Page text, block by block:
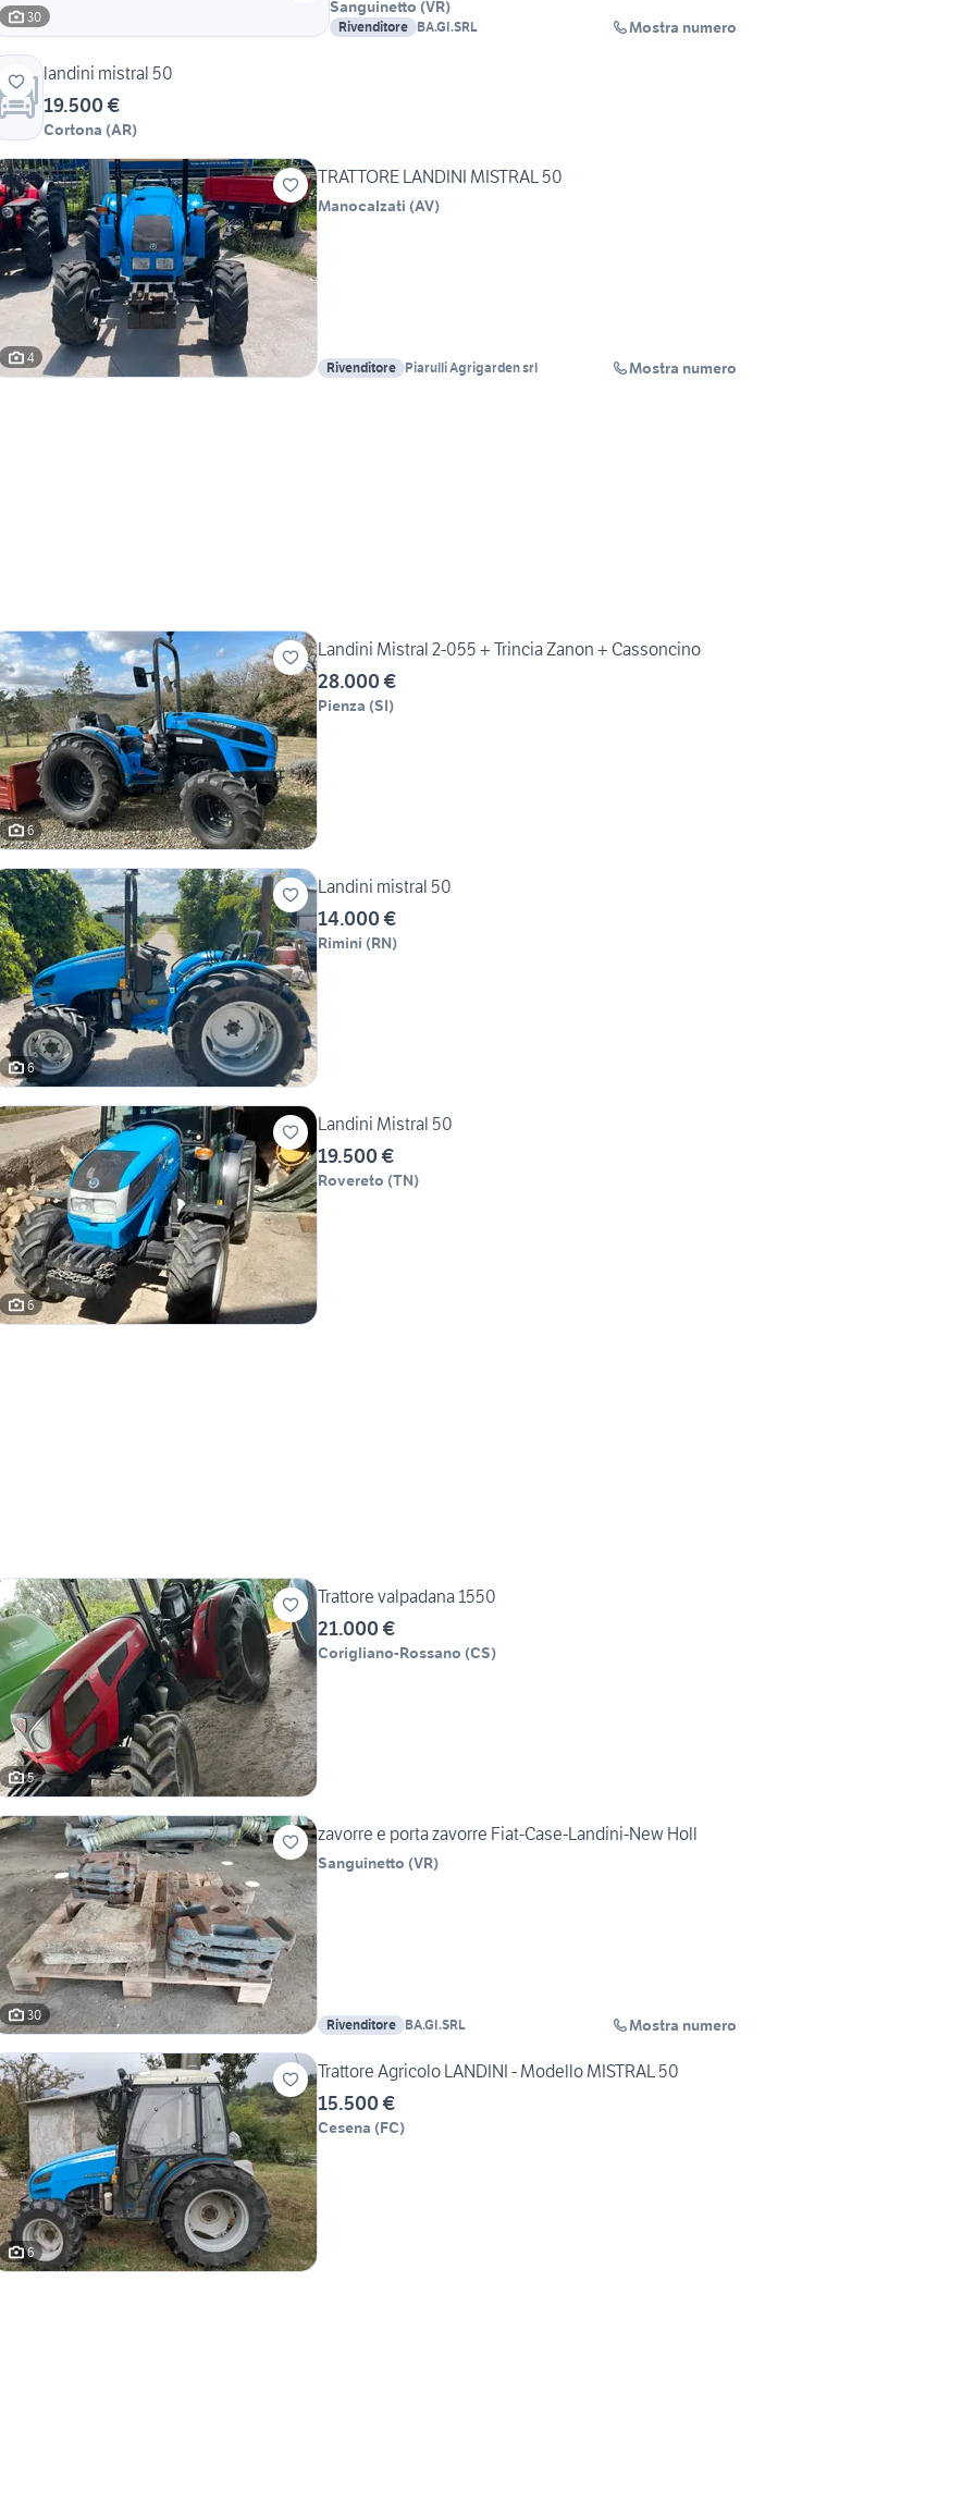
30 Sanguinetto (VR)
Rivenditore BA.GI.SRL Mostra numero
landini mistral 50
19.500 €
Cortona (AR)
4
TRATTORE LANDINI MISTRAL 50
Manocalzati (AV)
Rivenditore Piarulli Agrigarden srl Mostra numero
6
Landini Mistral 2-055 + Trincia Zanon + Cassoncino
28.000 €
Pienza (SI)
6
Landini mistral 50
14.000 €
Rimini (RN)
6
Landini Mistral 50
19.500 €
Rovereto (TN)
5
Trattore valpadana 1550
21.000 €
Corigliano-Rossano (CS)
30
zavorre e porta zavorre Fiat-Case-Landini-New Holl
Sanguinetto (VR)
Rivenditore BA.GI.SRL Mostra numero
6
Trattore Agricolo LANDINI - Modello MISTRAL 50
15.500 €
Cesena (FC)